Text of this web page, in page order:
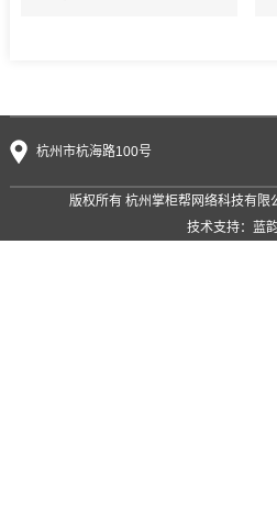
杭州市杭海路100号
版权所有 杭州掌柜帮网络科技有限
技术支持： 蓝